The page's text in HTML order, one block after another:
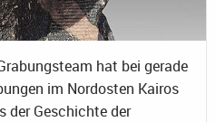
hat bei gerade
im Nordosten Kairos
der Geschichte der